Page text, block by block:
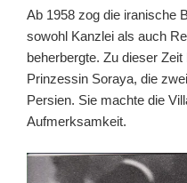
Ab 1958 zog die iranische
sowohl Kanzlei als auch
beherbergte. Zu dieser
Prinzessin Soraya, die
Persien. Sie machte die
Aufmerksamkeit.